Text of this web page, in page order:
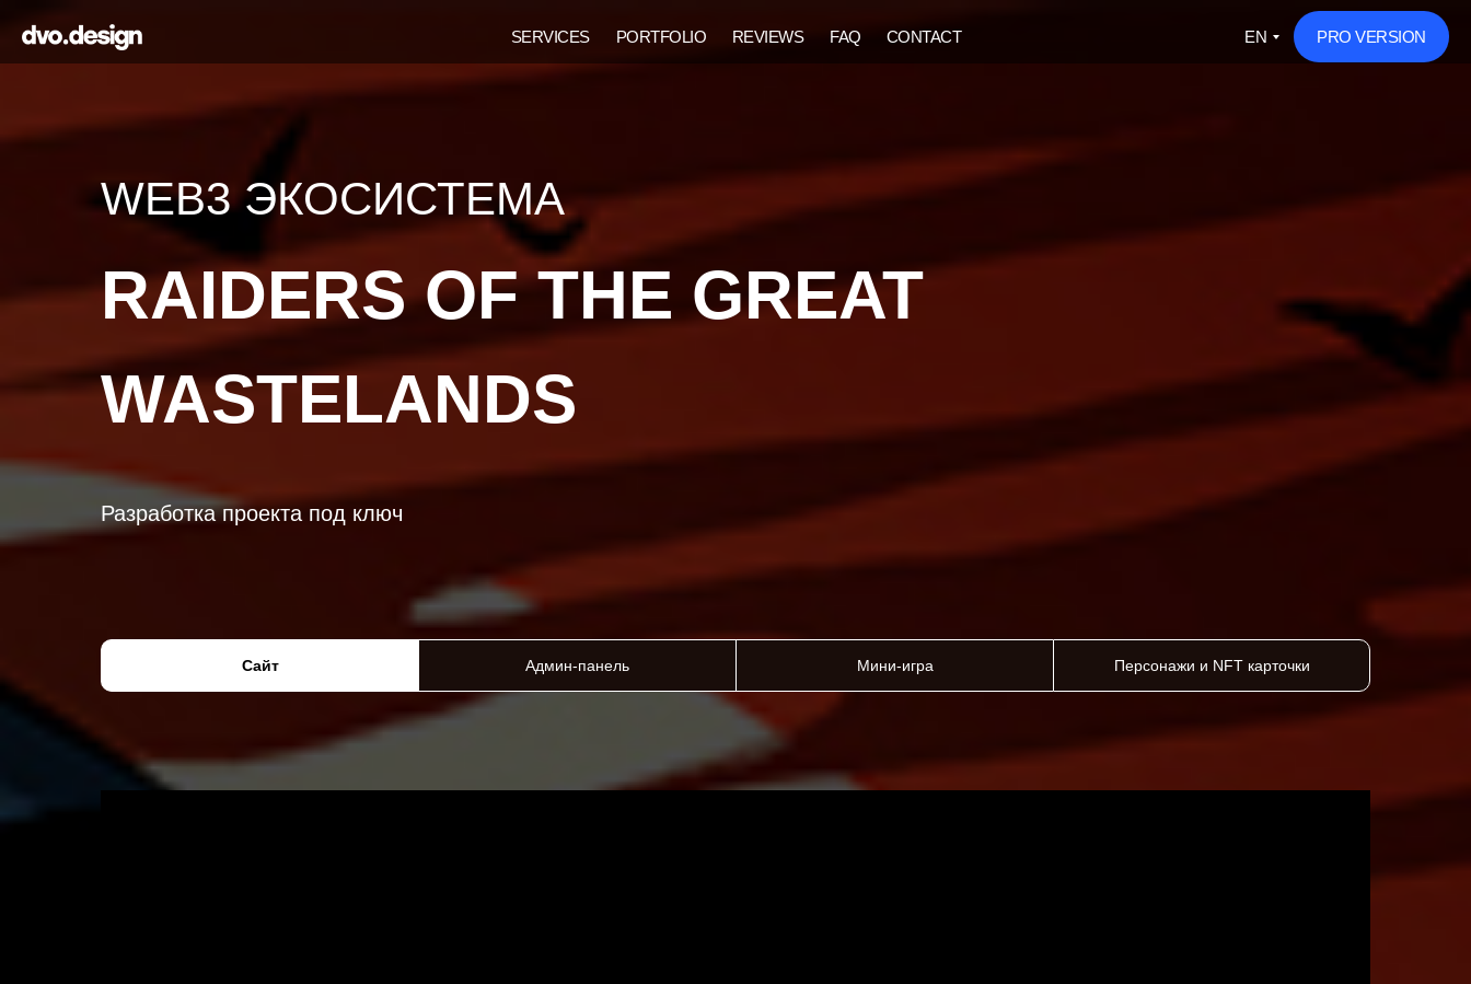
SERVICES PORTFOLIO REVIEWS FAQ CONTACT EN PRO VERSION
WEB3 ЭКОСИСТЕМА
RAIDERS OF THE GREAT
WASTELANDS
Разработка проекта под ключ
Сайт Админ-панель Мини-игра Персонажи и NFT карточки